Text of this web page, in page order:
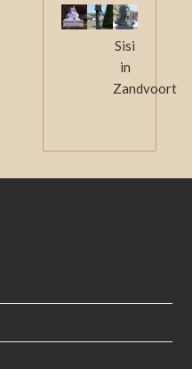
Sisi
in
Zandvoort